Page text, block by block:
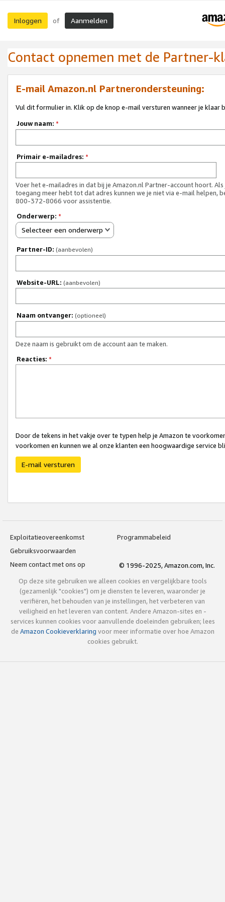
Inloggen of Aanmelden
Contact opnemen met de Partner-
E-mail Amazon.nl Partnerondersteuning:
Vul dit formulier in. Klik op de knop e-mail versturen wanneer je klaar
Jouw naam: *
Primair e-mailadres: *
Voer het e-mailadres in dat bij je Amazon.nl Partner-account hoort. Als
toegang meer hebt tot dat adres kunnen we je niet via e-mail helpen,
800-372-8066 voor assistentie.
Onderwerp: *
Selecteer een onderwerp
Partner-ID: (aanbevolen)
Website-URL: (aanbevolen)
Naam ontvanger: (optioneel)
Deze naam is gebruikt om de account aan te maken.
Reacties: *
Door de tekens in het vakje over te typen help je Amazon te
voorkomen en kunnen we al onze klanten een hoogwaardige service
E-mail versturen
Exploitatieovereenkomst
Programmabeleid
Gebruiksvoorwaarden
Neem contact met ons op
© 1996-2025, Amazon.com, Inc.
Op deze site gebruiken we alleen cookies en vergelijkbare tools
(gezamenlijk "cookies") om je diensten te leveren, waaronder je
verifiëren, het behouden van je instellingen, het verbeteren van
veiligheid en het leveren van content. Andere Amazon-sites en -
services kunnen cookies voor aanvullende doeleinden gebruiken; lees
de Amazon Cookieverklaring voor meer informatie over hoe Amazon
cookies gebruikt.